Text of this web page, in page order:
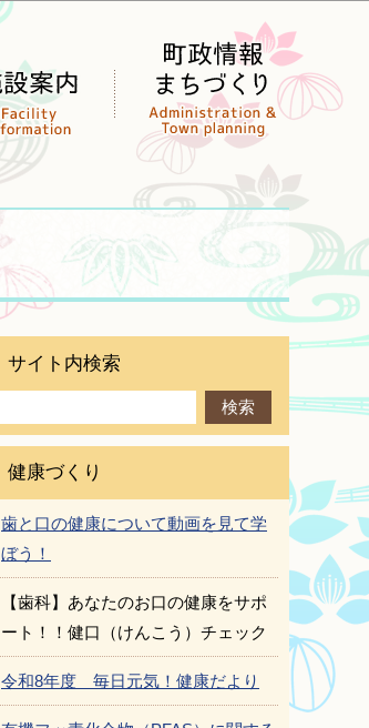
サイト内検索
健康づくり
歯と口の健康について動画を見て学
ぼう！
【歯科】あなたのお口の健康をサポ
ート！！健口（けんこう）チェック
令和8年度 毎日元気！健康だより